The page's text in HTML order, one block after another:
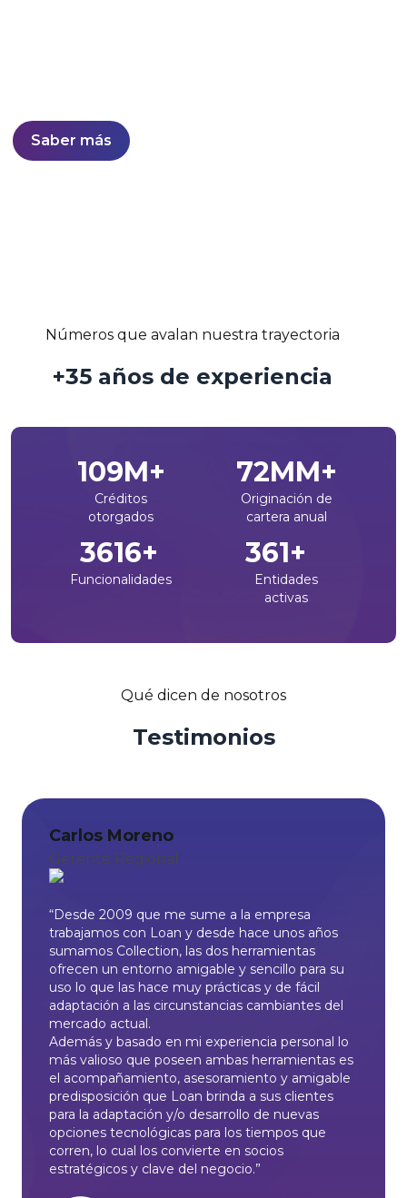
Saber más
Números que avalan nuestra trayectoria
+35 años de experiencia
134M+
Créditos
otorgados
89MM+
Originación de
cartera anual
4450+
Funcionalidades
445+
Entidades
activas
Qué dicen de nosotros
Testimonios
Carlos Moreno
Gerente Regional
“Desde 2009 que me sume a la empresa
trabajamos con Loan y desde hace unos años
sumamos Collection, las dos herramientas
ofrecen un entorno amigable y sencillo para su
uso lo que las hace muy prácticas y de fácil
adaptación a las circunstancias cambiantes del
mercado actual.
Además y basado en mi experiencia personal lo
más valioso que poseen ambas herramientas es
el acompañamiento, asesoramiento y amigable
predisposición que Loan brinda a sus clientes
para la adaptación y/o desarrollo de nuevas
opciones tecnológicas para los tiempos que
corren, lo cual los convierte en socios
estratégicos y clave del negocio.”